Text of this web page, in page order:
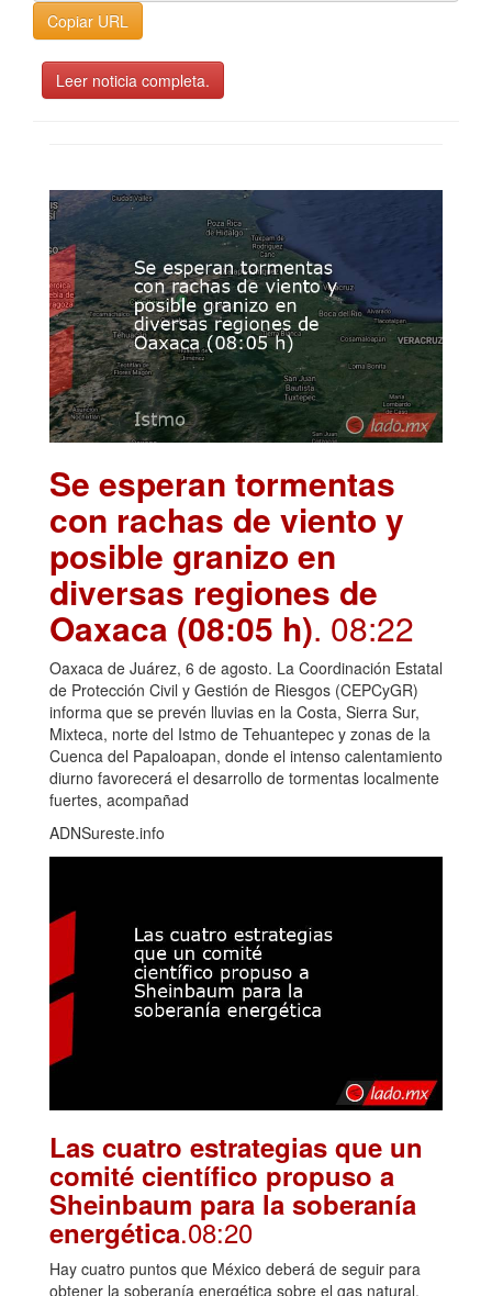
Copiar URL
Leer noticia completa.
Se esperan tormentas
con rachas de viento y
posible granizo en
diversas regiones de
Oaxaca (08:05 h). 08:22
Oaxaca de Juárez, 6 de agosto. La Coordinación Estatal
de Protección Civil y Gestión de Riesgos (CEPCyGR)
informa que se prevén lluvias en la Costa, Sierra Sur,
Mixteca, norte del Istmo de Tehuantepec y zonas de la
Cuenca del Papaloapan, donde el intenso calentamiento
diurno favorecerá el desarrollo de tormentas localmente
fuertes, acompañad
ADNSureste.info
Las cuatro estrategias que un
comité científico propuso a
Sheinbaum para la soberanía
energética.08:20
Hay cuatro puntos que México deberá de seguir para
obtener la soberanía energética sobre el gas natural.